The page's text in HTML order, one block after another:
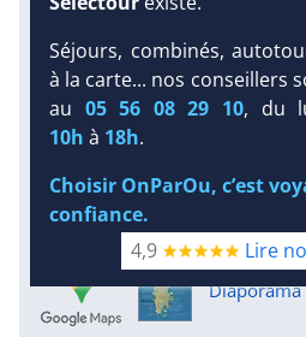
Dist.Distance:
< 100 m
Long.
100 m
Équipement :
380
Tx
Infos golfs :
dont le plus proche à 12 km
Diaporama
Séjours, combinés,
à la carte... nos conseillers
au 05 56 08 29 10, du
10h à 18h.
Choisir OnParOu, c’est
confiance.
4,9
Lire